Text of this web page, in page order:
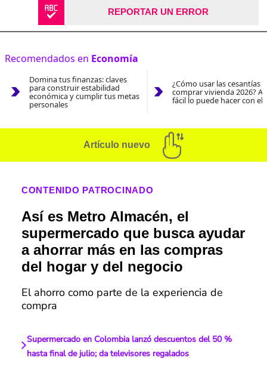
REPORTAR UN ERROR
Recomendados en Economía
Domina tus finanzas: claves
para construir estabilidad
económica y cumplir tus metas
personales
¿Cómo usar las cesantías
comprar vivienda 2026?
fácil lo puede hacer con el
Artículo nuevo
CONTENIDO PATROCINADO
Así es Metro Almacén, el
supermercado que busca ayudar
a ahorrar más en las compras
del hogar y del negocio
El ahorro como parte de la experiencia de
compra
Supermercado en Colombia lanzó descuentos del 50 %
hasta final de julio; da televisores regalados